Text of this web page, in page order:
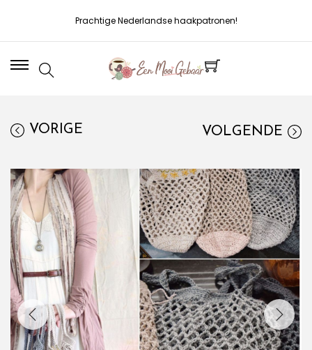
Prachtige Nederlandse haakpatronen!
VORIGE VOLGENDE